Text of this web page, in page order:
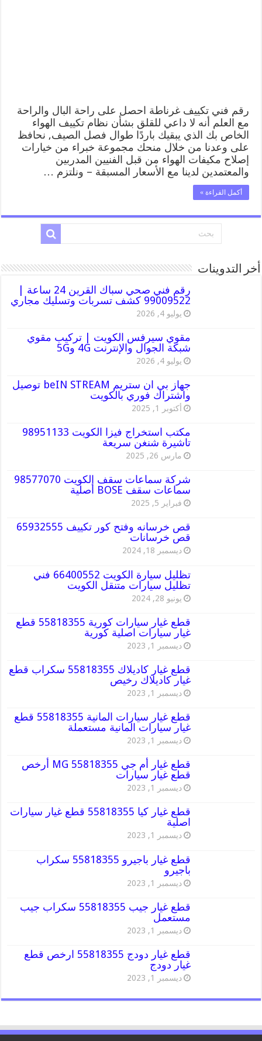
رقم فني تكييف غرناطة احصل على راحة البال والراحة
مع العلم أنه لا داعي للقلق بشأن نظام تكييف الهواء
الخاص بك الذي يبقيك باردًا طوال فصل الصيف, نحافظ
على وعدنا من خلال منحك مجموعة خبراء من خيارات
إصلاح مكيفات الهواء من قبل الفنيين المدربين
والمعتمدين لدينا مع الأسعار المسبقة – ونلتزم …
أكمل القراءة »
أخر التدوينات
رقم فني صحي سباك القرين 24 ساعة |
99009522 كشف تسربات وتسليك مجاري
يوليو 4, 2026
مقوي سيرفس الكويت | تركيب مقوي
شبكة الجوال والإنترنت 4G و5G
يوليو 4, 2026
جهاز بي ان ستريم beIN STREAM توصيل
واشتراك فوري بالكويت
أكتوبر 1, 2025
مكتب استخراج فيزا الكويت 98951133
تاشيرة شنغن سريعة
مارس 26, 2025
شركة سماعات سقف الكويت 98577070
سماعات سقف BOSE أصلية
فبراير 5, 2025
قص خرسانه وفتح كور تكييف 65932555
قص خرسانات
ديسمبر 18, 2024
تظليل سيارة الكويت 66400552 فني
تظليل سيارات متنقل الكويت
يونيو 28, 2024
قطع غيار سيارات كورية 55818355 قطع
غيار سيارات اصلية كورية
ديسمبر 1, 2023
قطع غيار كاديلاك 55818355 سكراب قطع
غيار كاديلاك رخيص
ديسمبر 1, 2023
قطع غيار سيارات المانية 55818355 قطع
غيار سيارات المانية مستعملة
ديسمبر 1, 2023
قطع غيار أم جي MG 55818355 أرخص
قطع غيار سيارات
ديسمبر 1, 2023
قطع غيار كيا 55818355 قطع غيار سيارات
اصلية
ديسمبر 1, 2023
قطع غيار باجيرو 55818355 سكراب
باجيرو
ديسمبر 1, 2023
قطع غيار جيب 55818355 سكراب جيب
مستعمل
ديسمبر 1, 2023
قطع غيار دودج 55818355 ارخص قطع
غيار دودج
ديسمبر 1, 2023